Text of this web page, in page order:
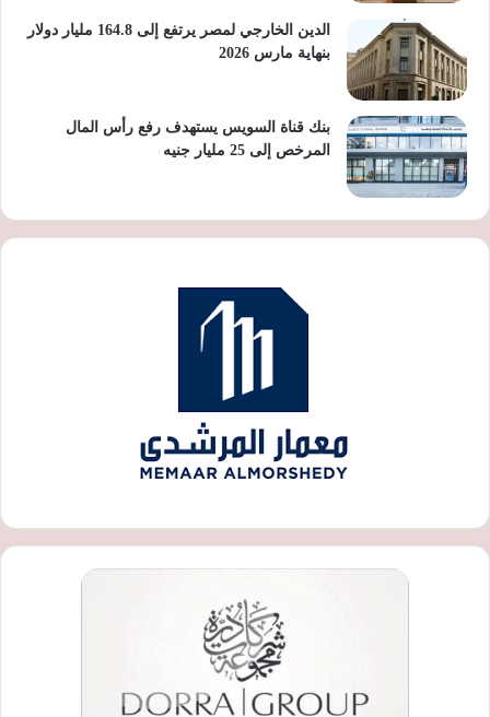
الدين الخارجي لمصر يرتفع إلى 164.8 مليار دولار
بنهاية مارس 2026
بنك قناة السويس يستهدف رفع رأس المال
المرخص إلى 25 مليار جنيه